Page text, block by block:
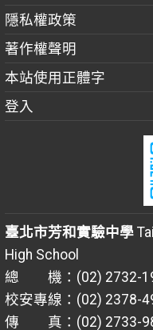
隱私權政策
著作權聲明
本站使用正體字
登入
臺北市芳和實驗中學
High School
總 機：(02) 2732-
校安專線：(02) 2378-
傳 真：(02) 2733-